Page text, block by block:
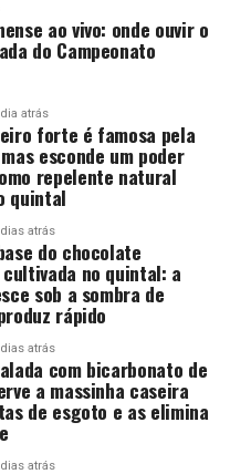
ao vivo: onde ouvir o
do Campeonato
atrás
forte é famosa pela
esconde um poder
repelente natural
quintal
atrás
do chocolate
no quintal: a
sob a sombra de
rápido
atrás
com bicarbonato de
a massinha caseira
de esgoto e as elimina
atrás